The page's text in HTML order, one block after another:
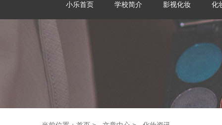
小乐首页 学校简介 影视化妆 化